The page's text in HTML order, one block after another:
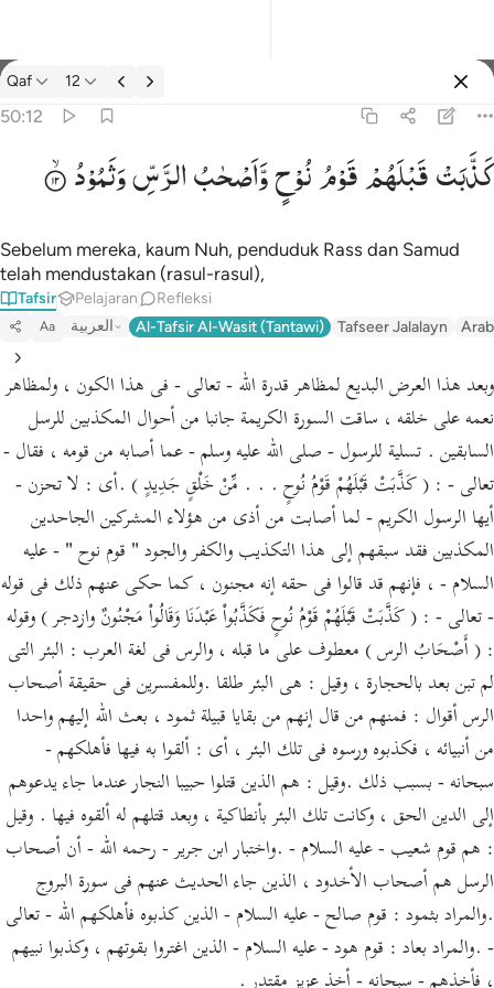
tafsir: Qaf 50:12
Qaf 12
50:12
كذبت قبلهم قوم نوح واصحاب الرس وثمود ١٢
كَذَّبَتْ قَبْلَهُمْ قَوْمُ نُوحٍۢ وَأَصْحَـٰبُ ٱلرَّسِّ وَثَمُودُ ١٢
كَذَّبَتْقَبْلَهُمْقَوْمُنُوْحٍوَّاَصْحٰبُالرَّسِّوَثَمُوْدُ
Sebelum mereka, kaum Nuh, penduduk Rass dan Samud
telah mendustakan (rasul-rasul),
Tafsir Pelajaran Refleksi
Aa العربية Al-Tafsir Al-Wasit (Tantawi) Tafseer Jalalayn
وبعد هذا العرض البديع لمظاهر قدرة الله - تعالى - فى هذا الكون ، ولمظاهر
نعمه على خلقه ، ساقت السورة الكريمة جانبا من أحوال المكذبين للرسل
السابقين . تسلية للرسول - صلى الله عليه وسلم - عما أصابه من قومه ، فقال -
تعالى - : ( كَذَّبَتْ قَبْلَهُمْ قَوْمُ نُوحٍ . . . مِّنْ خَلْقٍ جَدِيدٍ ) .أى : لا تحزن -
أيها الرسول الكريم - لما أصابت من أذى من هؤلاء المشركين الجاحدين
المكذبين فقد سبقهم إلى هذا التكذيب والكفر والجود " قوم نوح " - عليه
السلام - ، فإنهم قد قالوا فى حقه إنه مجنون ، كما حكى عنهم ذلك فى قوله
- تعالى - : ( كَذَّبَتْ قَبْلَهُمْ قَوْمُ نُوحٍ فَكَذَّبُواْ عَبْدَنَا وَقَالُواْ مَجْنُونٌ وازدجر ) وقوله
: ( أَصْحَابُ الرس ) معطوف على ما قبله ، والرس فى لغة العرب : البئر التى
لم تبن بعد بالحجارة ، وقيل : هى البئر طلقا .وللمفسرين فى حقيقة أصحاب
الرس أقوال : فمنهم من قال إنهم من بقايا قبيلة ثمود ، بعث الله إليهم واحدا
من أنبيائه ، فكذبوه ورسوه فى تلك البئر ، أى : ألقوا به فيها فأهلكهم -
سبحانه - بسبب ذلك .وقيل : هم الذين قتلوا حبيبا النجار عندما جاء يدعوهم
إلى الدين الحق ، وكانت تلك البئر بأنطاكية ، وبعد قتلهم له ألقوه فيها . وقيل
: هم قوم شعيب - عليه السلام - .واختبار ابن جرير - رحمه الله - أن أصحاب
الرسل هم أصحاب الأخدود ، الذين جاء الحديث عنهم فى سورة البروج
.والمراد بثمود : قوم صالح - عليه السلام - الذين كذبوه فأهلكهم الله - تعالى
- .والمراد بعاد : قوم هود - عليه السلام - الذين اغتروا بقوتهم ، وكذبوا نبيهم